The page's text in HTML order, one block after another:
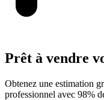
Prêt à vendre
Obtenez une estimation
professionnel avec 98%